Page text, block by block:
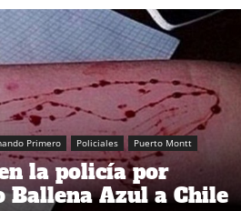
Primero Policiales Puerto Montt
la policía por
Ballena Azul a Chile